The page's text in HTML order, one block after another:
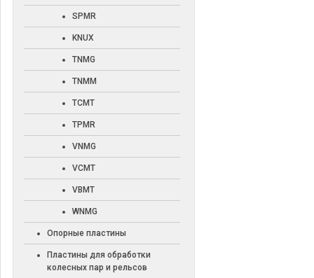
SPMR
KNUX
TNMG
TNMM
TCMT
TPMR
VNMG
VCMT
VBMT
WNMG
Опорные пластины
Пластины для обработки
колесных пар и рельсов